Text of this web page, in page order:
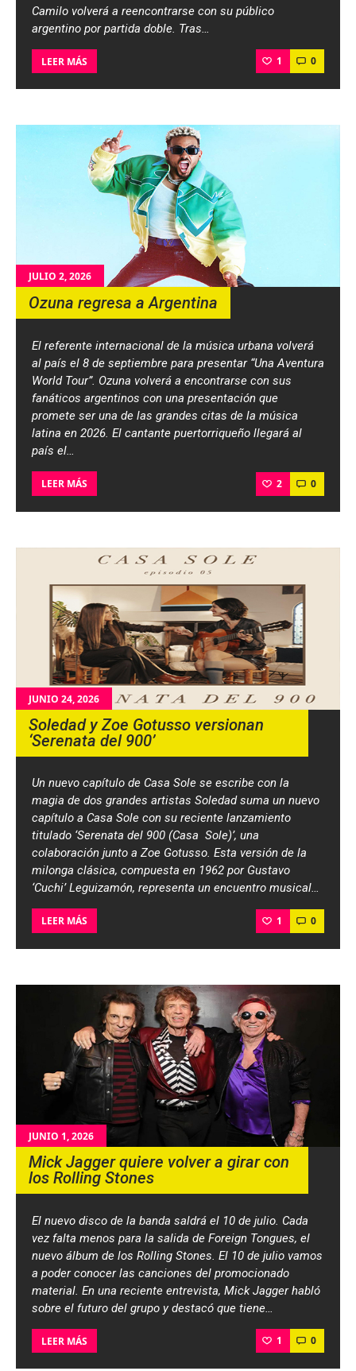
Camilo volverá a reencontrarse con su público
argentino por partida doble. Tras…
LEER MÁS 1 0
JULIO 2, 2026
Ozuna regresa a Argentina
El referente internacional de la música urbana volverá
al país el 8 de septiembre para presentar “Una Aventura
World Tour”. Ozuna volverá a encontrarse con sus
fanáticos argentinos con una presentación que
promete ser una de las grandes citas de la música
latina en 2026. El cantante puertorriqueño llegará al
país el…
LEER MÁS 2 0
JUNIO 24, 2026
Soledad y Zoe Gotusso versionan
‘Serenata del 900’
Un nuevo capítulo de Casa Sole se escribe con la
magia de dos grandes artistas Soledad suma un nuevo
capítulo a Casa Sole con su reciente lanzamiento
titulado ‘Serenata del 900 (Casa Sole)’, una
colaboración junto a Zoe Gotusso. Esta versión de la
milonga clásica, compuesta en 1962 por Gustavo
‘Cuchi’ Leguizamón, representa un encuentro musical…
LEER MÁS 1 0
JUNIO 1, 2026
Mick Jagger quiere volver a girar con
los Rolling Stones
El nuevo disco de la banda saldrá el 10 de julio. Cada
vez falta menos para la salida de Foreign Tongues, el
nuevo álbum de los Rolling Stones. El 10 de julio vamos
a poder conocer las canciones del promocionado
material. En una reciente entrevista, Mick Jagger habló
sobre el futuro del grupo y destacó que tiene…
LEER MÁS 1 0